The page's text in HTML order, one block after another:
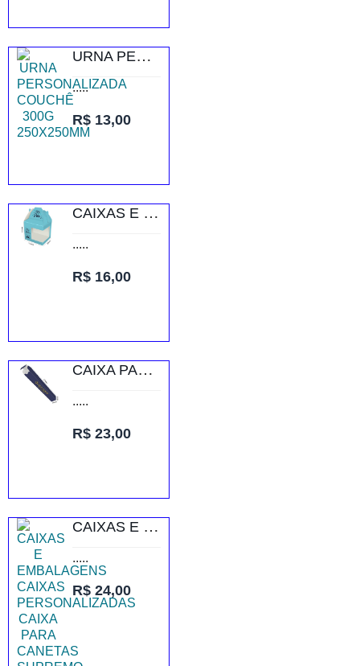
URNA PERSONALIZADA COUCHÊ 300G 250X250MM
.....
R$ 13,00
CAIXAS E EMBALAGENS CAIXAS PERSONALIZADAS CAIXA COM JANELA PARA CANECA RECICLATO 240G SEM VERNIZ
.....
R$ 16,00
CAIXA PARA CANETAS SUPREMO 250G VERNIZ UV TOTAL FRENTE
.....
R$ 23,00
CAIXAS E EMBALAGENS CAIXAS PERSONALIZADAS CAIXA PARA CANETAS SUPREMO 305G VERNIZ UV TOTAL FRENTE
.....
R$ 24,00